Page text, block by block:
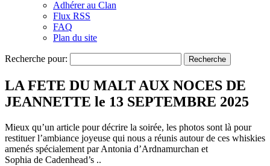
Adhérer au Clan
Flux RSS
FAQ
Plan du site
Recherche pour:
LA FETE DU MALT AUX NOCES DE
JEANNETTE le 13 SEPTEMBRE 2025
Mieux qu’un article pour décrire la soirée, les photos sont là pour
restituer l’ambiance joyeuse qui nous a réunis autour de ces whiskies
amenés spécialement par Antonia d’Ardnamurchan et
Sophia de Cadenhead’s ..